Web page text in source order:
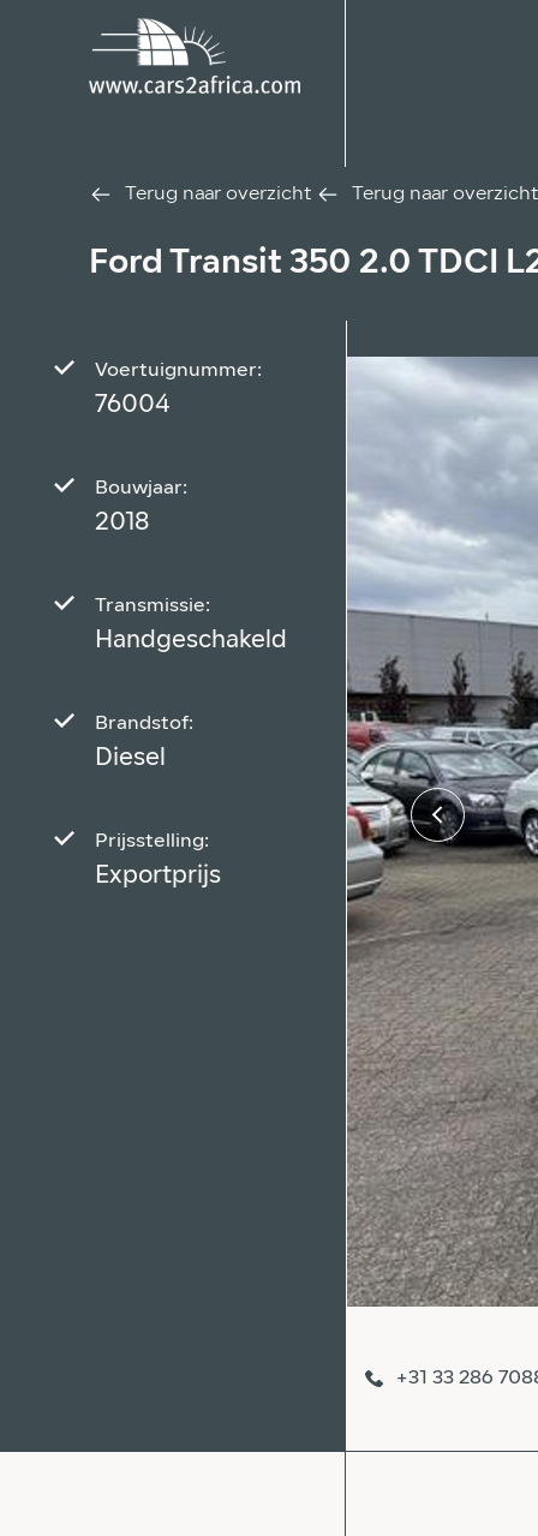
Terug naar overzicht Terug naar overzicht
Ford Transit 350 2.0 TDCI
+31 33 286
Voertuignummer:
76004
Bouwjaar:
2018
Transmissie:
Handgeschakeld
Brandstof:
Diesel
Prijsstelling:
Exportprijs